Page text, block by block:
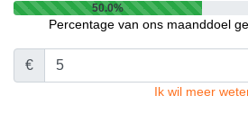
50.0%
Percentage van ons maanddoel
€
Ik wil meer